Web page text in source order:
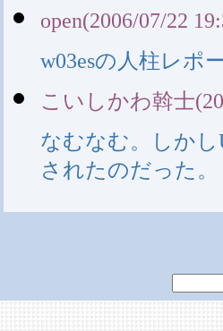
open(2006/07/22
w03esの人柱レポ
こいしかわ斡士
なむなむ。しか
されたのだった。